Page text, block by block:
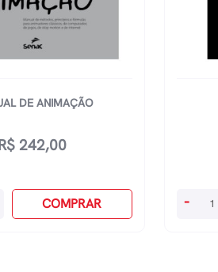
DE ANIMAÇÃO
242,00
COMPRAR
Chanel
-